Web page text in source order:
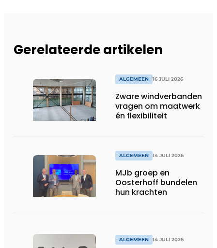
Gerelateerde artikelen
ALGEMEEN 16 JULI 2026
Zware windverbanden
vragen om maatwerk
én flexibiliteit
ALGEMEEN 14 JULI 2026
MJb groep en
Oosterhoff bundelen
hun krachten
ALGEMEEN 14 JULI 2026